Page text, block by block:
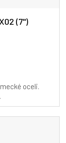
(7")
oceli.